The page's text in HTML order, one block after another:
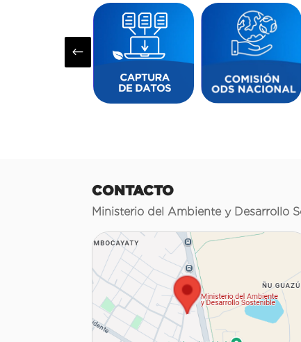
#
CONTACTO
Ministerio del Ambiente y Desarrollo